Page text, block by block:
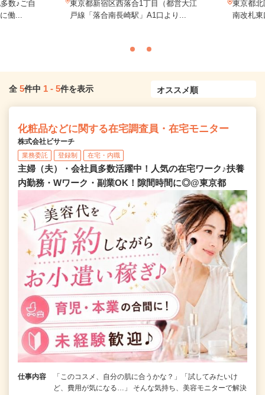
数♪ご自
働...
東京都新宿区西落合1丁目（都営大江
戸線「落合南長崎駅」A1口より...
東京都北
南改札
全 5件中 1 - 5件を表示
化粧品などに関する在宅調査員・在宅モニター
株式会社ビサーチ
業務委託 登録制 在宅・内職
主婦（夫）・会社員多数活躍中！人気の在宅ワーク♪扶養
内勤務・Wワーク・副業OK！隙間時間に◎@東京都
仕事内容
「このコスメ、自分の肌に合うかな？」「試してみたいけ
ど、費用が気になる…」 そんな気持ち、美容モニターで解決